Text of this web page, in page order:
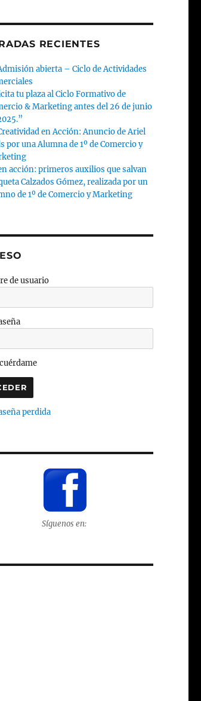
RECIENTES
abierta – Ciclo de Actividades
tu plaza al Ciclo Formativo de
& Marketing antes del 26 de junio
en Acción: Anuncio de Ariel
por una Alumna de 1º de Comercio y
acción: primeros auxilios que salvan
Calzados Gómez, realizada por un
de 1º de Comercio y Marketing
de usuario
perdida
Síguenos en: